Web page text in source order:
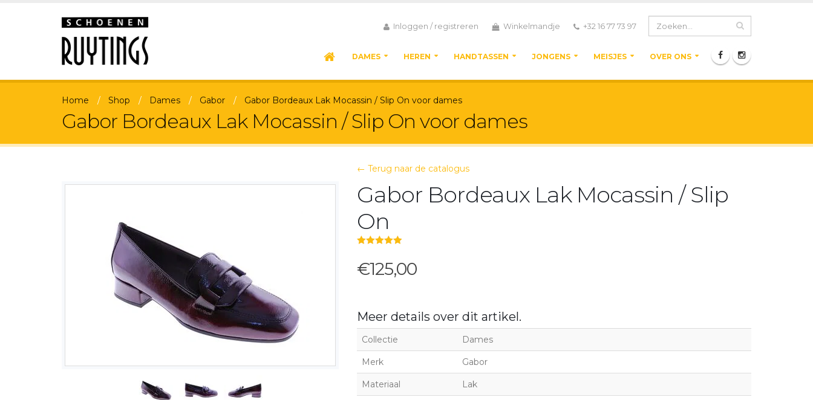
Inloggen / registreren Winkelmandje +32 16 77 73 97
DAMES HEREN HANDTASSEN JONGENS MEISJES OVER ONS
Home Shop Dames Gabor Gabor Bordeaux Lak Mocassin / Slip On voor dames
Gabor Bordeaux Lak Mocassin / Slip On voor dames
← Terug naar de catalogus
Gabor Bordeaux Lak Mocassin / Slip
On
€125,00
Meer details over dit artikel.
Collectie Dames
Merk Gabor
Materiaal Lak